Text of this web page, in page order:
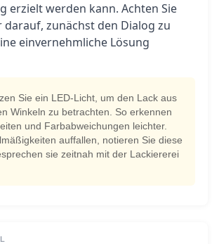
erzielt werden kann. Achten Sie
darauf, zunächst den Dialog zu
einvernehmliche Lösung
Sie ein LED-Licht, um den Lack aus
Winkeln zu betrachten. So erkennen
und Farbabweichungen leichter.
auffallen, notieren Sie diese
sie zeitnah mit der Lackiererei